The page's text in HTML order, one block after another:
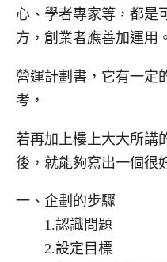
心、學者專家等，都是
方，創業者應善加運用。
營運計劃書，它有一定
考，
若再加上樓上大大所講
後，就能夠寫出一個很
一、企劃的步驟
1.認識問題
2.設定目標